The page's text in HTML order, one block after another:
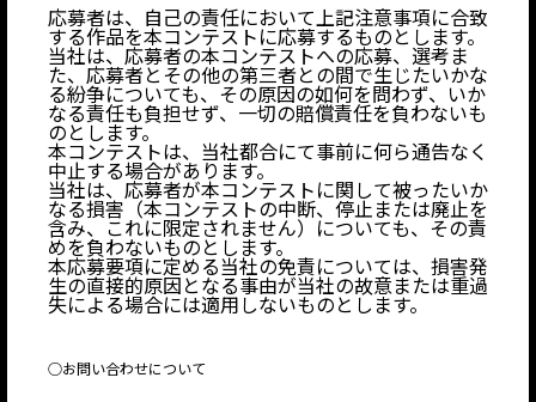
応募者は、自己の責任において上記注意事項に合致
する作品を本コンテストに応募するものとします。
当社は、応募者の本コンテストへの応募、選考ま
た、応募者とその他の第三者との間で生じたいかな
る紛争についても、その原因の如何を問わず、いか
なる責任も負担せず、一切の賠償責任を負わないも
のとします。
本コンテストは、当社都合にて事前に何ら通告なく
中止する場合があります。
当社は、応募者が本コンテストに関して被ったいか
なる損害（本コンテストの中断、停止または廃止を
含み、これに限定されません）についても、その責
めを負わないものとします。
本応募要項に定める当社の免責については、損害発
生の直接的原因となる事由が当社の故意または重過
失による場合には適用しないものとします。
○お問い合わせについて